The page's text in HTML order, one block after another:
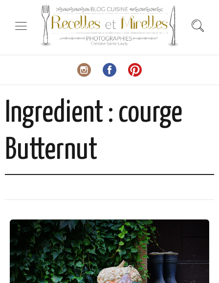
Ingredient : courge
Butternut